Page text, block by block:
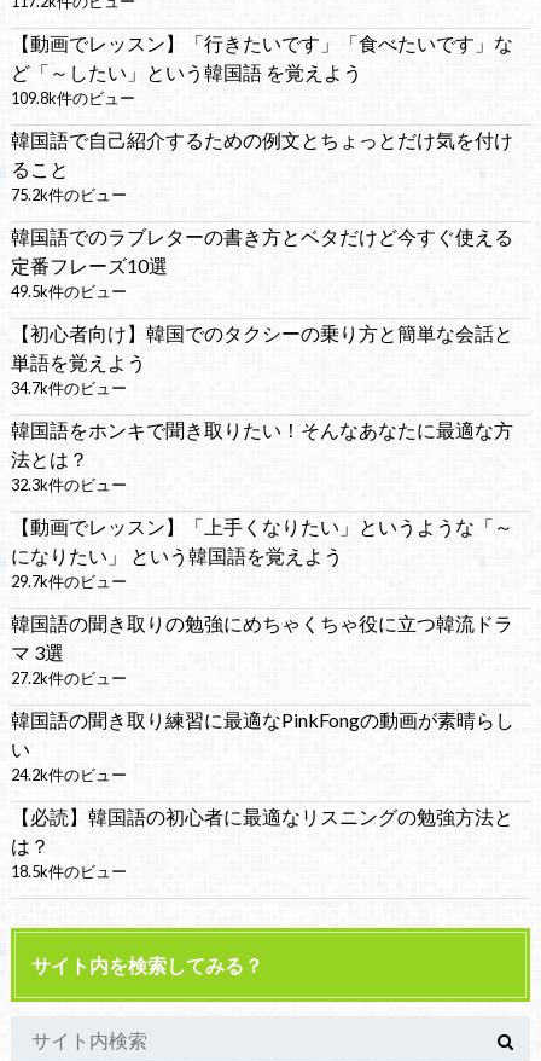
【動画でレッスン】「行きたいです」「食べたいです」な
ど「～したい」という韓国語 を覚えよう
109.8k件のビュー
韓国語で自己紹介するための例文とちょっとだけ気を付け
ること
75.2k件のビュー
韓国語でのラブレターの書き方とベタだけど今すぐ使える
定番フレーズ10選
49.5k件のビュー
【初心者向け】韓国でのタクシーの乗り方と簡単な会話と
単語を覚えよう
34.7k件のビュー
韓国語をホンキで聞き取りたい！そんなあなたに最適な方
法とは？
32.3k件のビュー
【動画でレッスン】「上手くなりたい」というような「～
になりたい」 という韓国語を覚えよう
29.7k件のビュー
韓国語の聞き取りの勉強にめちゃくちゃ役に立つ韓流ドラ
マ 3選
27.2k件のビュー
韓国語の聞き取り練習に最適なPinkFongの動画が素晴らし
い
24.2k件のビュー
【必読】韓国語の初心者に最適なリスニングの勉強方法と
は？
18.5k件のビュー
サイト内を検索してみる？